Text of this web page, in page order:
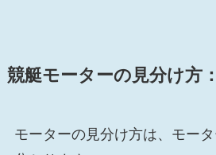
競艇モーターの見分け方
モーターの見分け方は、モー